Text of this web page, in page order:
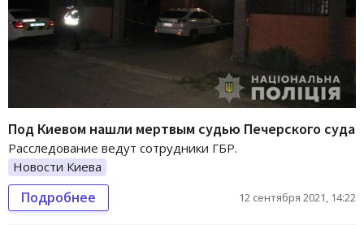
Под Киевом нашли мертвым судью Печерского суда
Расследование ведут сотрудники ГБР.
Новости Киева
Подробнее 12 сентября 2021, 14:22